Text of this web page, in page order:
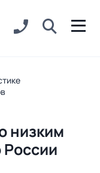
низким
России